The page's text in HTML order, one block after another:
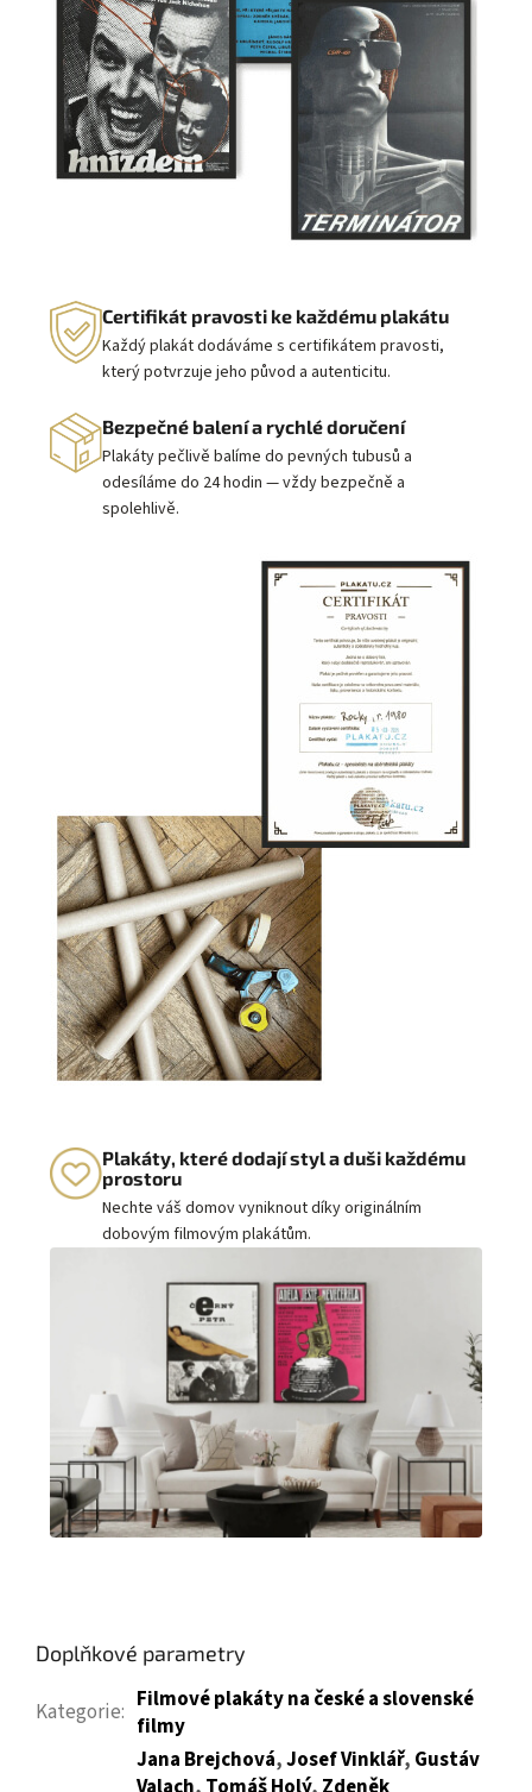
Certifikát pravosti ke každému plakátu
Každý plakát dodáváme s certifikátem pravosti,
který potvrzuje jeho původ a autenticitu.
Bezpečné balení a rychlé doručení
Plakáty pečlivě balíme do pevných tubusů a
odesíláme do 24 hodin — vždy bezpečně a
spolehlivě.
Plakáty, které dodají styl a duši každému
prostoru
Nechte váš domov vyniknout díky originálním
dobovým filmovým plakátům.
Doplňkové parametry
Kategorie: Filmové plakáty na české a slovenské
filmy
Jana Brejchová,Josef Vinklář, Gustáv